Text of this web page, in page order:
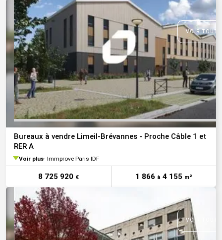
VOIR
Bureaux à vendre Limeil-Brévannes - Proche Câble 1 et
RER A
Voir plus Immprove Paris IDF
8 725 920 € 1 866 à 4 155 m²
VOIR